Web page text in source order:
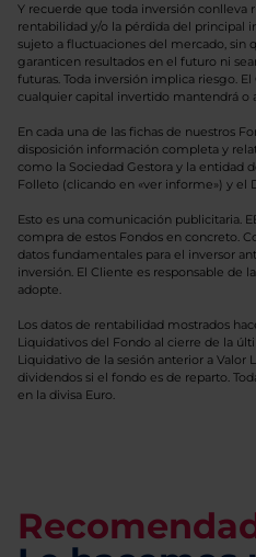
Y recuerde que toda inversión conlleva
rentabilidad y/o la pérdida del principal
sujeto a fluctuaciones del mercado, sin
garanticen resultados en el futuro ni
futuras. Toda inversión implica riesgo.
cualquier capital invertido mantendrá o
En cada una de las fichas de nuestros
disposición información completa y
como la Sociedad Gestora y la entidad
Folleto (clicando en «ver informe») y el
Esto es una comunicación publicitaria.
compra de estos Fondos en concreto.
datos fundamentales para el inversor
inversión. El Cliente es responsable de
adopte.
Los datos de rentabilidad mostrados
Liquidativos del Fondo al cierre de la
Liquidativo de la sesión anterior a Valor
dividendos si el fondo es de reparto.
en la divisa Euro.